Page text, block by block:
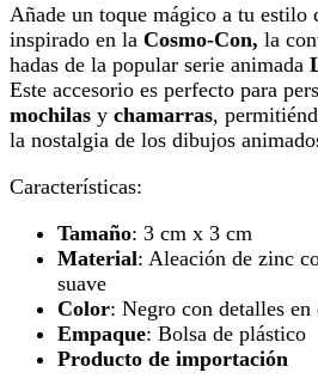
Añade un toque mágico a tu estilo
inspirado en la Cosmo-Con, la
hadas de la popular serie animada
Este accesorio es perfecto para
mochilas y chamarras,
la nostalgia de los dibujos
Características:
Tamaño: 3 cm x 3 cm
Material: Aleación de zinc
suave
Color: Negro con detalles
Empaque: Bolsa de plástico
Producto de importación